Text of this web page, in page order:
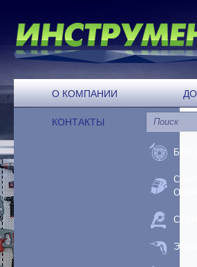
О КОМПАНИИ
КОНТАКТЫ